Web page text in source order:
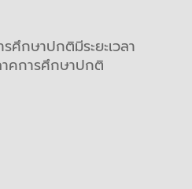
กษาปกติมีระยะเวลา
าคการศึกษาปกติ